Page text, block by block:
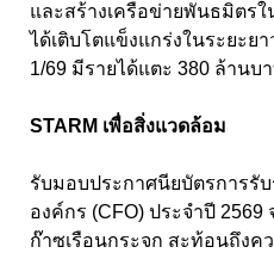
และสร้างเครือข่ายพันธมิตร
ได้เติบโตแข็งแกร่งในระยะย
1/69 มีรายได้แตะ 380 ล้านบ
STARM เพื่อสิ่งแวดล้อม
รับมอบประกาศนียบัตรการรั
องค์กร (CFO) ประจำปี
ก๊าซเรือนกระจก สะท้อนถึงค